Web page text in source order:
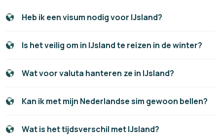
Heb ik een visum nodig voor IJsland?
Is het veilig om in IJsland te reizen in de winter?
Wat voor valuta hanteren ze in IJsland?
Kan ik met mijn Nederlandse sim gewoon bellen?
Wat is het tijdsverschil met IJsland?